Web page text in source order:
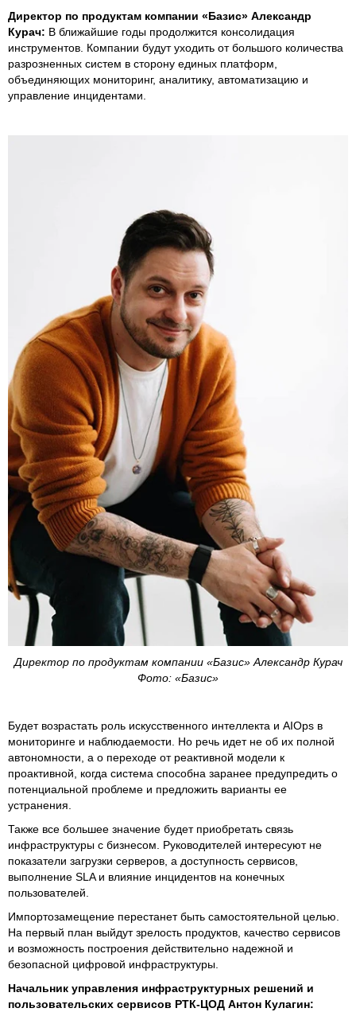
Директор по продуктам компании «Базис» Александр
Курач: В ближайшие годы продолжится консолидация
инструментов. Компании будут уходить от большого количества
разрозненных систем в сторону единых платформ,
объединяющих мониторинг, аналитику, автоматизацию и
управление инцидентами.
Директор по продуктам компании «Базис» Александр Курач
Фото: «Базис»
Будет возрастать роль искусственного интеллекта и AIOps в
мониторинге и наблюдаемости. Но речь идет не об их полной
автономности, а о переходе от реактивной модели к
проактивной, когда система способна заранее предупредить о
потенциальной проблеме и предложить варианты ее
устранения.
Также все большее значение будет приобретать связь
инфраструктуры с бизнесом. Руководителей интересуют не
показатели загрузки серверов, а доступность сервисов,
выполнение SLA и влияние инцидентов на конечных
пользователей.
Импортозамещение перестанет быть самостоятельной целью.
На первый план выйдут зрелость продуктов, качество сервисов
и возможность построения действительно надежной и
безопасной цифровой инфраструктуры.
Начальник управления инфраструктурных решений и
пользовательских сервисов РТК-ЦОД Антон Кулагин: